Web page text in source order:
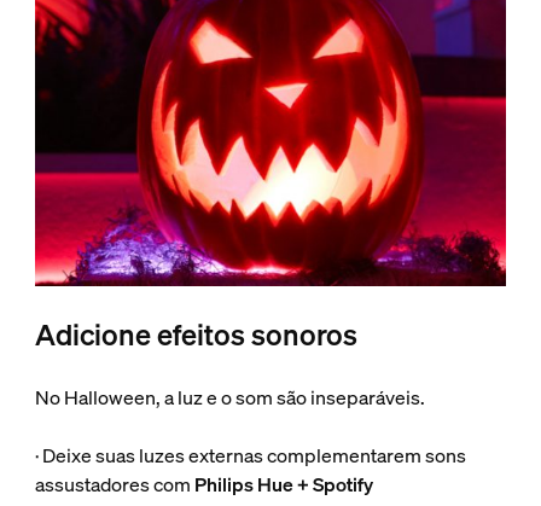
Adicione efeitos sonoros
No Halloween, a luz e o som são inseparáveis.
· Deixe suas luzes externas complementarem sons
assustadores com Philips Hue + Spotify